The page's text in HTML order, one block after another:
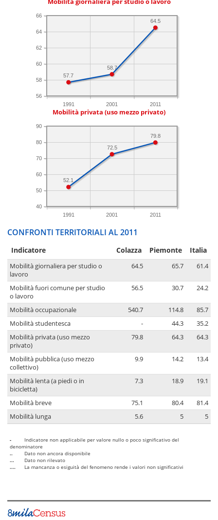
Mobilità giornaliera per studio o lavoro
1991 2001 2011
56
58
60
62
64
66
64.5
58.7
57.7
Mobilità privata (uso mezzo privato)
1991 2001 2011
40
50
60
70
80
90
79.8
72.5
52.1
CONFRONTI TERRITORIALI AL 2011
Indicatore Colazza Piemonte Italia
Mobilità giornaliera per studio o
lavoro
64.5 65.7 61.4
Mobilità fuori comune per studio
o lavoro
56.5 30.7 24.2
Mobilità occupazionale 540.7 114.8
85.7
Mobilità studentesca
- 44.3
35.2
Mobilità privata (uso mezzo
privato)
79.8 64.3 64.3
Mobilità pubblica (uso mezzo
collettivo)
9.9 14.2 13.4
Mobilità lenta (a piedi o in
bicicletta)
7.3 18.9 19.1
Mobilità breve 75.1 80.4
81.4
Mobilità lunga
5.6 5 5
-
Indicatore non applicabile per valore nullo o poco significativo del
denominatore
..
Dato non ancora disponibile
...
Dato non rilevato
....
La mancanza o esiguità del fenomeno rende i valori non significativi